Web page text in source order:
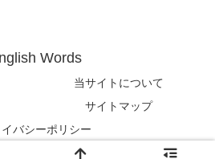
Words
当サイトについて
サイトマップ
バシーポリシー